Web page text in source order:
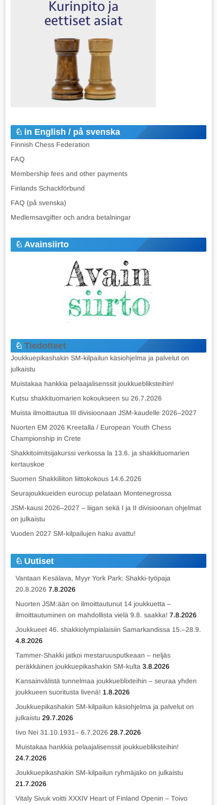
in English / på svenska
Finnish Chess Federation
FAQ
Membership fees and other payments
Finlands Schackförbund
FAQ (på svenska)
Medlemsavgifter och andra betalningar
Avainsiirto
Tiedotteet
Joukkuepikashakin SM-kilpailun käsiohjelma ja palvelut on
julkaistu
Muistakaa hankkia pelaajalisenssit joukkuebliksteihin!
Kutsu shakkituomarien kokoukseen su 26.7.2026
Muista ilmoittautua III divisioonaan JSM-kaudelle 2026–2027
Nuorten EM 2026 Kreetalla / European Youth Chess
Championship in Crete
Shakkitoimitsijakurssi verkossa la 13.6. ja shakkituomarien
kertauskoe
Suomen Shakkiliiton liittokokous 14.6.2026
Seurajoukkueiden eurocup pelataan Montenegrossa
JSM-kausi 2026–2027 – liigan sekä I ja II divisioonan ohjelmat
on julkaistu
Vuoden 2027 SM-kilpailujen haku avattu!
Uutiset
Vantaan Kesälava, Myyr York Park: Shakki-työpaja
20.8.2026 7.8.2026
Nuorten JSM:ään on ilmoittautunut 14 joukkuetta –
ilmoittautuminen on mahdollista vielä 9.8. saakka! 7.8.2026
Joukkueet 46. shakkiolympialaisiin Samarkandissa 15.–28.9.
4.8.2026
Tammer-Shakki jatkoi mestaruusputkeaan – neljäs
peräkkäinen joukkuepikashakin SM-kulta 3.8.2026
Kansainvälistä tunnelmaa joukkueblixteihin – seuraa yhden
joukkueen suoritusta livenä! 1.8.2026
Joukkuepikashakin SM-kilpailun käsiohjelma ja palvelut on
julkaistu 29.7.2026
Iivo Nei 31.10.1931– 6.7.2026 28.7.2026
Muistakaa hankkia pelaajalisenssit joukkuebliksteihin!
24.7.2026
Joukkuepikashakin SM-kilpailun ryhmäjako on julkaistu
21.7.2026
Vitaly Sivuk voitti XXXIV Heart of Finland Openin – Toivo